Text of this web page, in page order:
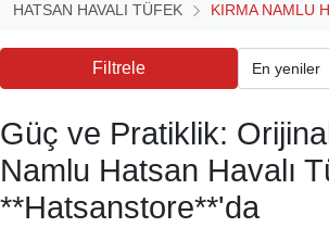
HATSAN HAVALI TÜFEK KIRMA NAMLU
Filtrele
Güç ve Pratiklik:
Namlu Hatsan Havalı
**Hatsanstore**'da